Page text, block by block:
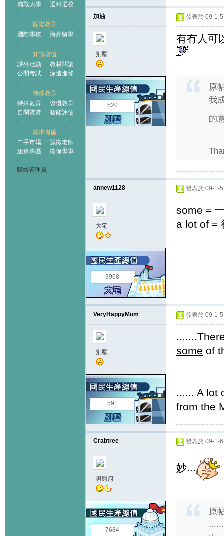
備戰大學
選科選校
國際教育
國際學校
海外留學
知識增值
課外活動
教材閱讀
公開考試
深造進修
特殊教育
特殊教育
資優教育
自閉寶寶
智能評估
徵求專區
二手市場
誠徵老師
組班專區
徵保母車
聯絡管理員
加油
別墅
520
發表於 09-1-
有冇人可
原
我
的
annew1128
大宅
3968
發表於 09-1-
some =
a lot of =
VeryHappyMum
別墅
591
發表於 09-1-
some of
...... A lot
from the
Crabtree
男爵府
7684
發表於 09-1-
妙...
原